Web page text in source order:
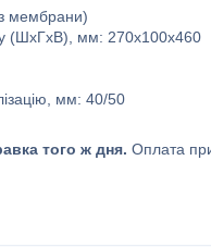
мембрани)
(ШхГхВ), мм: 270х100х460
мм: 40/50
того ж дня. Оплата